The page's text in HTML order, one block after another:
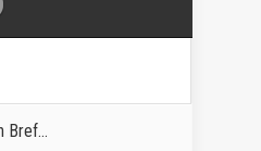
Bref...